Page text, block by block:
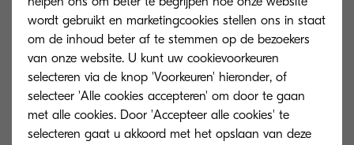
Kyocera's service belofte
Ontdek wat we allemaal bieden ter
ondersteuning van uw Kyocera product.
wordt gebruikt en marketingcookies stellen ons in staat
om de inhoud beter af te stemmen op de bezoekers
van onze website. U kunt uw cookievoorkeuren
selecteren via de knop 'Voorkeuren' hieronder, of
selecteer 'Alle cookies accepteren' om door te gaan
met alle cookies. Door 'Accepteer alle cookies' te
selecteren gaat u akkoord met het opslaan van deze